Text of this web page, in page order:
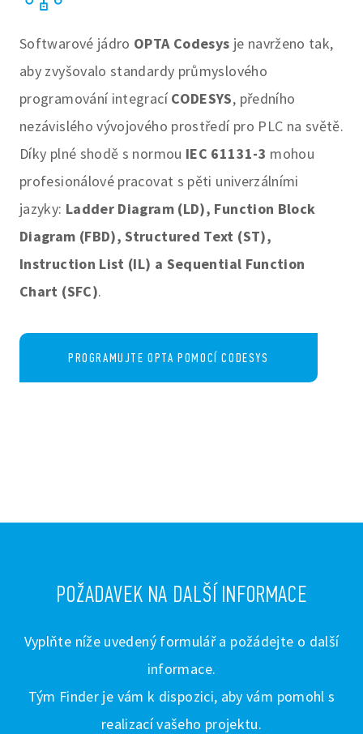
Softwarové jádro OPTA Codesys je navrženo tak,
aby zvyšovalo standardy průmyslového
programování integrací CODESYS, předního
nezávislého vývojového prostředí pro PLC na světě.
Díky plné shodě s normou IEC 61131-3 mohou
profesionálové pracovat s pěti univerzálními
jazyky: Ladder Diagram (LD), Function Block
Diagram (FBD), Structured Text (ST),
Instruction List (IL) a Sequential Function
Chart (SFC).
PROGRAMUJTE OPTA POMOCÍ CODESYS
POŽADAVEK NA DALŠÍ INFORMACE
Vyplňte níže uvedený formulář a požádejte o další
informace.
Tým Finder je vám k dispozici, aby vám pomohl s
realizací vašeho projektu.